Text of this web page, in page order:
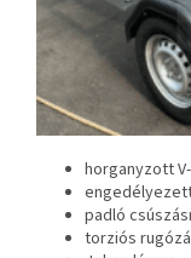
horganyzott
padló
torziós